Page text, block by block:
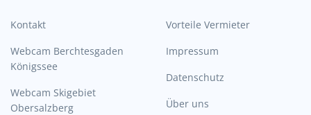
Kontakt
Webcam Berchtesgaden
Königssee
Webcam Skigebiet
Obersalzberg
Vorteile Vermieter
Impressum
Datenschutz
Über uns